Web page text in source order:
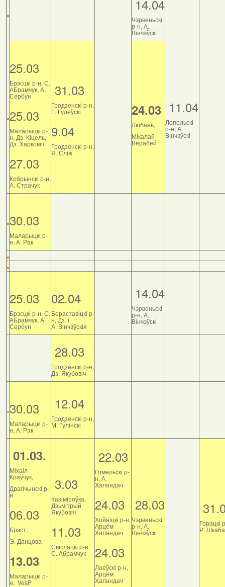
14.04
Чэрвеньскі
р-н, А.
Вінчэўскі
25.03
Брэсцкі р-н, С.
АБрамчук, А.
Сербун
25.03
Маларыцкі р-
н, Дз. Кіцель,
Дз. Харковіч
27.03
Кобрынскі р-н,
А. Страчук
31.03
Гродзенскі р-н,
Г. Гулеўскі
9.04
Гродзенскі р-н,
Я. Сліж
24.03
Любань,
Мікалай
Верабей
11.04
Лепельскі
р-н, А.
Вінчэўскі
30.03
Маларыцкі р-
н, А. Рак
25.03
Брэсцкі р-н, С.
АБрамчук, А.
Сербун
02.04
Бераставіцкі р-
н, Дз. і
А. Вінчэўскія
14.04
Чэрвеньскі
р-н, А.
Вінчэўскі
28.03
Гродзенскі р-н,
Дз. Якубовіч
30.03
Маларыцкі р-
н, А. Рак
12.04
Гродзенскі р-н,
М. Гулінскі
01.03.
Міхаіл
Краўчук,
Драгічынскі р-
н
06.03
Брэст,
Э. Данцова
13.03
Маларыцкі р-
н, VesP
3.03
Казіміроўка,
Дзьмітрый
Якубовіч
11.03
Свіслацкі р-н,
С. Абрамчук
22.03
Гомельскі р-
н, А.
Халандач
24.03
Хойніцкі р-н,
Арцём
Халандач
24.03
Лоеўскі р-н,
Арцём
Халандач
28.03
Чэрвеньскі
р-н, А.
Вінчэўскі
Горацкі
Р.